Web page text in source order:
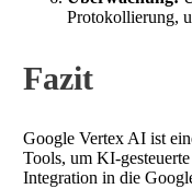
Protokollierung,
Fazit
Google Vertex AI ist
Tools, um KI-
Integration in die